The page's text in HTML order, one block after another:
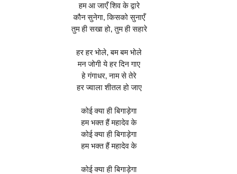
हम आ जाएँ शिव के द्वारे
कौन सुनेगा, किसको सुनाएँ
तुम ही सखा हो, तुम ही सहारे
हर हर भोले, बम बम भोले
मन जोगी ये हर दिन गाए
हे गंगाधर, नाम से तेरे
हर ज्वाला शीतल हो जाए
कोई क्या ही बिगाड़ेगा
हम भक्त हैं महादेव के
कोई क्या ही बिगाड़ेगा
हम भक्त हैं महादेव के
कोई क्या ही बिगाड़ेगा